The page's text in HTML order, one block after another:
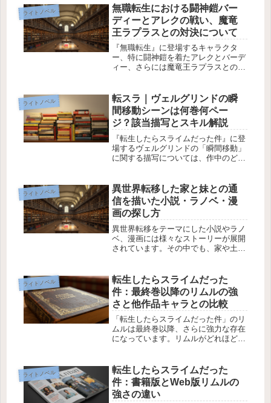
六助のキャラクター紹介高円寺六助は
「ようこそ実力至上主義の教室へ」の
登...
ライトノベル
無職転生における闘神鎧バー
ディーとアレクの戦い、魔竜
王ラプラスとの対決について
『無職転生』に登場するキャラクタ
ー、特に闘神鎧を着たアレクとバーデ
ィー、さらには魔竜王ラプラスとの戦
クとバーディー、そしてアレクとラプ
ラスの戦力差について掘り下げ、どち
らが...
ライトノベル
転スラ｜ヴェルグリンドの瞬
間移動シーンは何巻何ペー
ジ？該当描写とスキル解説
『転生したらスライムだった件』に登
場するヴェルグリンドの「瞬間移動」
に関する描写については、作中のどこ
は、その描写の位置や関連するスキル
構造を整理し、確認の手がかりとなる
情...
ライトノベル
異世界転移した家と妹との通
信を描いた小説・ラノベ・漫
画の探し方
異世界転移をテーマにした小説やラノ
ベ、漫画には様々なストーリーが展開
されています。その中でも、家や土地
っている作品が気になるという方も多
いでしょう。この記事では、そんな内
容...
ライトノベル
転生したらスライムだった
件：最終巻以降のリムルの強
さと他作品キャラとの比較
「転生したらスライムだった件」のリ
ムルは最終巻以降、さらに強力な存在
になっています。リムルがどれほど強
なたがリムルの力がどれほど化け物級
になったのかを知りたいなら、この記
事...
ライトノベル
転生したらスライムだった
件：書籍版とWeb版リムルの
強さの違い